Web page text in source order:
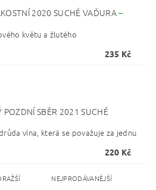
2020 SUCHÉ VAĎURA–
květu a žlutého
235 Kč
POZDNÍ SBĚR 2021 SUCHÉ
vína, která se považuje za jednu
220 Kč
NEJPRODÁVANĚJŠÍ